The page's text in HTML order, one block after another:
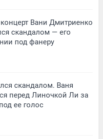
Вани Дмитриенко
скандалом — его
под фанеру
скандалом. Ваня
перед Линочкой Ли за
ее голос